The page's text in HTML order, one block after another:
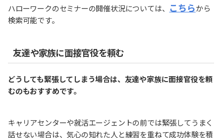
ハローワークのセミナーの開催状況については、 こちらから
検索可能です。
友達や家族に面接官役を頼む
どうしても緊張してしまう場合は、友達や家族に面接官役を頼
むのもおすすめです。
キャリアセンターや就活エージェントの前では緊張してうまく
話せない場合は、気心の知れた人と練習を重ねて成功体験を積